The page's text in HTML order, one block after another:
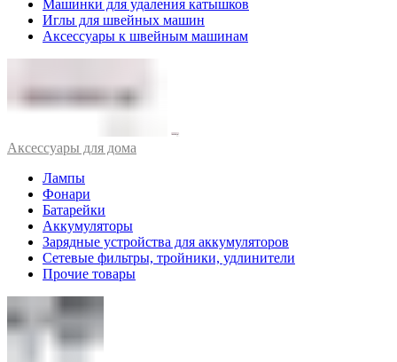
Машинки для удаления катышков
Иглы для швейных машин
Аксессуары к швейным машинам
Аксессуары для дома
Лампы
Фонари
Батарейки
Аккумуляторы
Зарядные устройства для аккумуляторов
Сетевые фильтры, тройники, удлинители
Прочие товары